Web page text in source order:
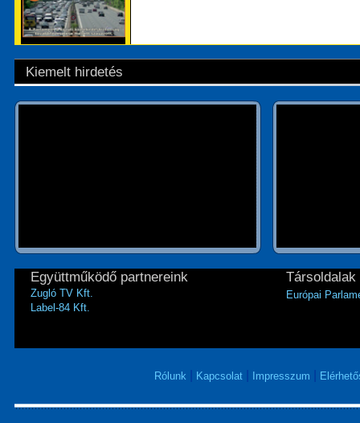
Kiemelt hirdetés
Együttműködő partnereink
Zugló TV Kft.
Label-84 Kft.
Társoldalak
Európai
Rólunk Kapcsolat Impresszum